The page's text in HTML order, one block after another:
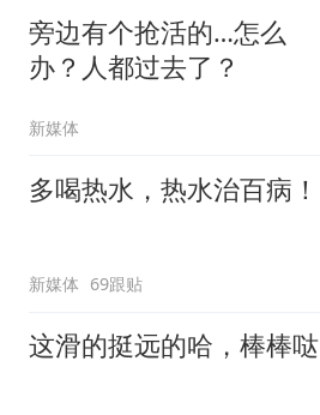
旁边有个抢活的…怎么
办？人都过去了？
新媒体
多喝热水，热水治百病！
新媒体 69跟贴
这滑的挺远的哈，棒棒哒